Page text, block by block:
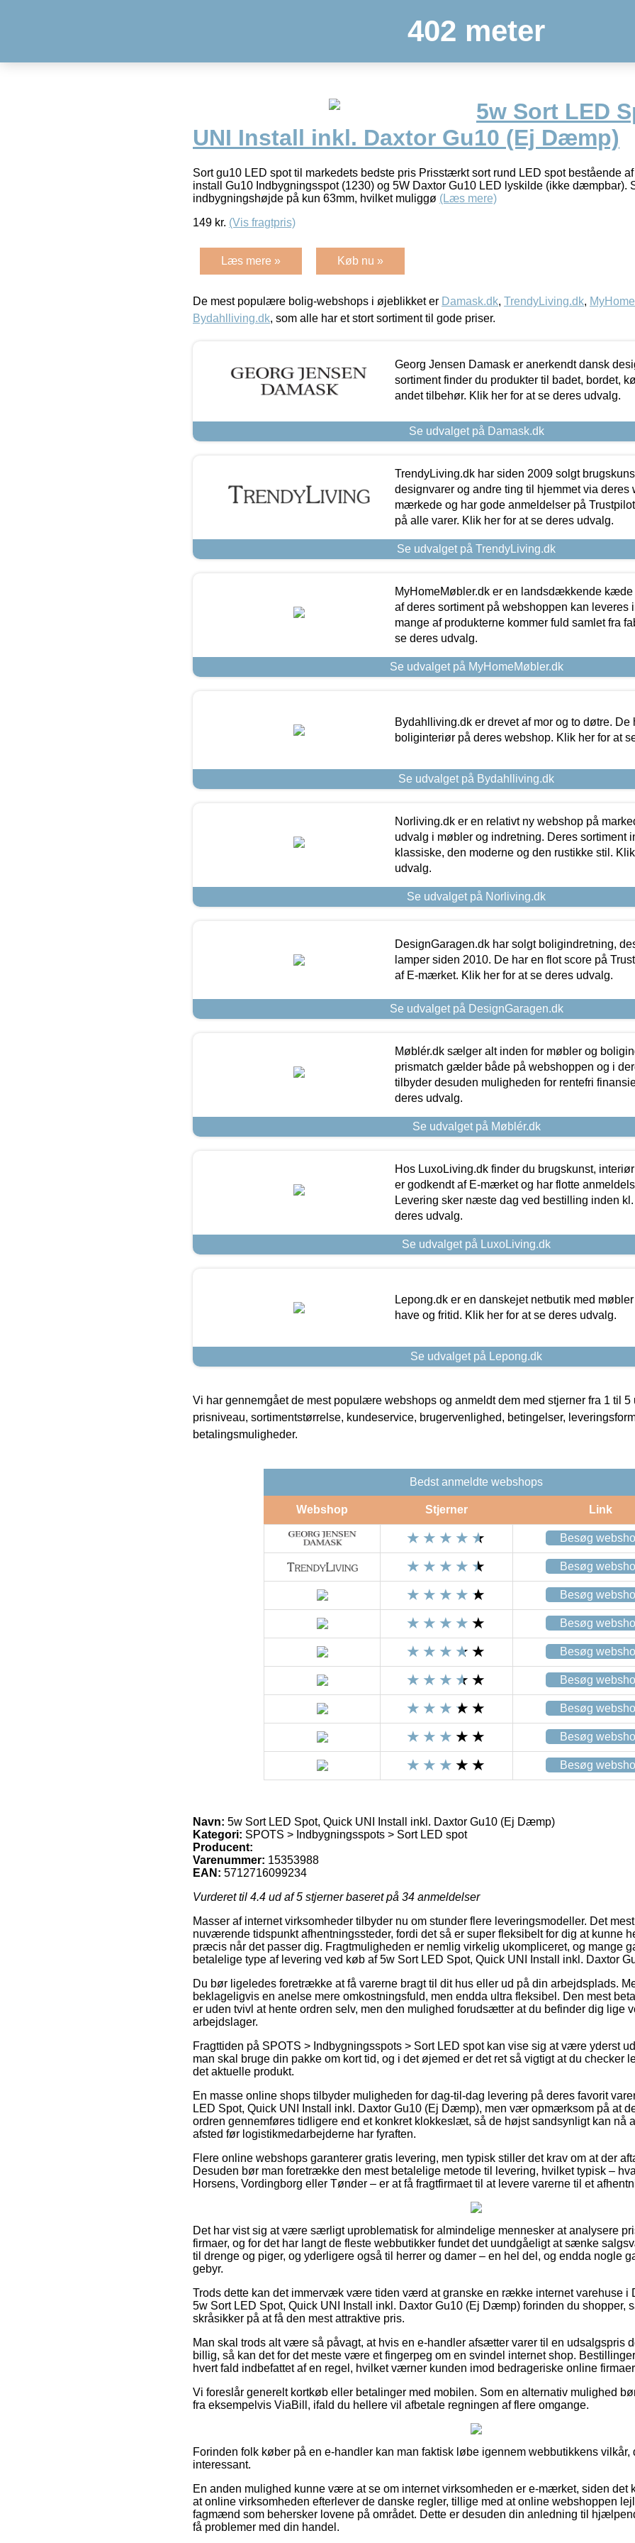
402 meter
5w Sort LED
UNI Install inkl. Daxtor Gu10 (Ej Dæmp)
Sort gu10 LED spot til markedets bedste pris Prisstærkt sort rund LED spot bestående af
install Gu10 Indbygningsspot (1230) og 5W Daxtor Gu10 LED lyskilde (ikke dæmpbar).
indbygningshøjde på kun 63mm, hvilket muliggø (Læs mere)
149 kr. (Vis fragtpris)
Læs mere » Køb nu »
De mest populære bolig-webshops i øjeblikket er Damask.dk, TrendyLiving.dk,
Bydahlliving.dk, som alle har et stort sortiment til gode priser.
Georg Jensen Damask er anerkendt dansk
sortiment finder du produkter til badet, bordet,
andet tilbehør. Klik her for at se deres udvalg.
Se udvalget på Damask.dk
TrendyLiving.dk har siden 2009 solgt
designvarer og andre ting til hjemmet via deres
mærkede og har gode anmeldelser på
på alle varer. Klik her for at se deres udvalg.
Se udvalget på TrendyLiving.dk
MyHomeMøbler.dk er en landsdækkende kæde
af deres sortiment på webshoppen kan leveres
mange af produkterne kommer fuld samlet fra
se deres udvalg.
Se udvalget på MyHomeMøbler.dk
Bydahlliving.dk er drevet af mor og to døtre. De
boliginteriør på deres webshop. Klik her for at
Se udvalget på Bydahlliving.dk
Norliving.dk er en relativt ny webshop på
udvalg i møbler og indretning. Deres sortiment
klassiske, den moderne og den rustikke stil.
udvalg.
Se udvalget på Norliving.dk
DesignGaragen.dk har solgt boligindretning,
lamper siden 2010. De har en flot score på
af E-mærket. Klik her for at se deres udvalg.
Se udvalget på DesignGaragen.dk
Møblér.dk sælger alt inden for møbler og
prismatch gælder både på webshoppen og i
tilbyder desuden muligheden for rentefri
deres udvalg.
Se udvalget på Møblér.dk
Hos LuxoLiving.dk finder du brugskunst,
er godkendt af E-mærket og har flotte
Levering sker næste dag ved bestilling inden
deres udvalg.
Se udvalget på LuxoLiving.dk
Lepong.dk er en danskejet netbutik med
have og fritid. Klik her for at se deres udvalg.
Se udvalget på Lepong.dk
Vi har gennemgået de mest populære webshops og anmeldt dem med stjerner fra 1 til 5
prisniveau, sortimentstørrelse, kundeservice, brugervenlighed, betingelser,
betalingsmuligheder.
Bedst anmeldte webshops
Webshop Stjerner Link
Besøg
Besøg
Besøg
Besøg
Besøg
Besøg
Besøg
Besøg
Besøg
Navn: 5w Sort LED Spot, Quick UNI Install inkl. Daxtor Gu10 (Ej Dæmp)
Kategori: SPOTS > Indbygningsspots > Sort LED spot
Producent:
Varenummer: 15353988
EAN: 5712716099234
Vurderet til 4.4 ud af 5 stjerner baseret på 34 anmeldelser
Masser af internet virksomheder tilbyder nu om stunder flere leveringsmodeller. Det
nuværende tidspunkt afhentningssteder, fordi det så er super fleksibelt for dig at kunne
præcis når det passer dig. Fragtmuligheden er nemlig virkelig ukompliceret, og mange
betalelige type af levering ved køb af 5w Sort LED Spot, Quick UNI Install inkl. Daxtor
Du bør ligeledes foretrække at få varerne bragt til dit hus eller ud på din arbejdsplads.
beklageligvis en anelse mere omkostningsfuld, men endda ultra fleksibel. Den mest
er uden tvivl at hente ordren selv, men den mulighed forudsætter at du befinder dig lige
arbejdslager.
Fragttiden på SPOTS > Indbygningsspots > Sort LED spot kan vise sig at være yderst
man skal bruge din pakke om kort tid, og i det øjemed er det ret så vigtigt at du checker
det aktuelle produkt.
En masse online shops tilbyder muligheden for dag-til-dag levering på deres favorit
LED Spot, Quick UNI Install inkl. Daxtor Gu10 (Ej Dæmp), men vær opmærksom på at
ordren gennemføres tidligere end et konkret klokkeslæt, så de højst sandsynligt kan nå
afsted før logistikmedarbejderne har fyraften.
Flere online webshops garanterer gratis levering, men typisk stiller det krav om at der
Desuden bør man foretrække den mest betalelige metode til levering, hvilket typisk –
Horsens, Vordingborg eller Tønder – er at få fragtfirmaet til at levere varerne til et
Det har vist sig at være særligt uproblematisk for almindelige mennesker at analysere
firmaer, og for det har langt de fleste webbutikker fundet det uundgåeligt at sænke
til drenge og piger, og yderligere også til herrer og damer – en hel del, og endda nogle
gebyr.
Trods dette kan det immervæk være tiden værd at granske en række internet varehuse i
5w Sort LED Spot, Quick UNI Install inkl. Daxtor Gu10 (Ej Dæmp) forinden du shopper,
skråsikker på at få den mest attraktive pris.
Man skal trods alt være så påvagt, at hvis en e-handler afsætter varer til en udsalgspris
billig, så kan det for det meste være et fingerpeg om en svindel internet shop.
hvert fald indbefattet af en regel, hvilket værner kunden imod bedrageriske online
Vi foreslår generelt kortkøb eller betalinger med mobilen. Som en alternativ mulighed
fra eksempelvis ViaBill, ifald du hellere vil afbetale regningen af flere omgange.
Forinden folk køber på en e-handler kan man faktisk løbe igennem webbutikkens vilkår,
interessant.
En anden mulighed kunne være at se om internet virksomheden er e-mærket, siden det
at online virksomheden efterlever de danske regler, tillige med at online webshoppen
fagmænd som behersker lovene på området. Dette er desuden din anledning til
få problemer med din handel.